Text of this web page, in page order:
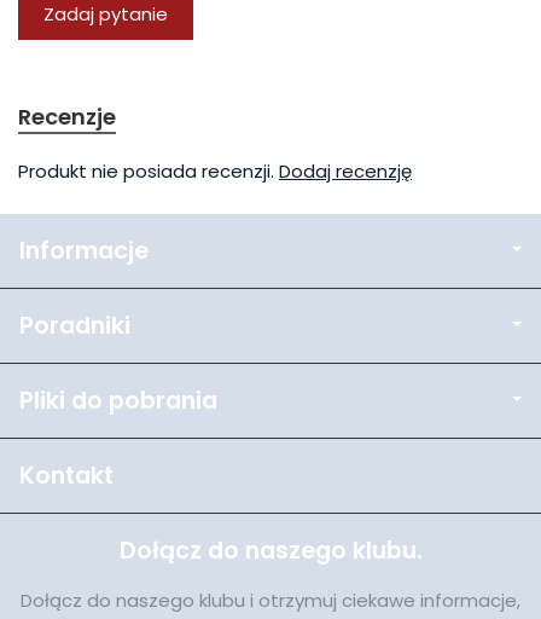
Zadaj pytanie
Recenzje
Produkt nie posiada recenzji. Dodaj recenzję
Informacje
Poradniki
Pliki do pobrania
Kontakt
Dołącz do naszego klubu.
Dołącz do naszego klubu i otrzymuj ciekawe informacje,